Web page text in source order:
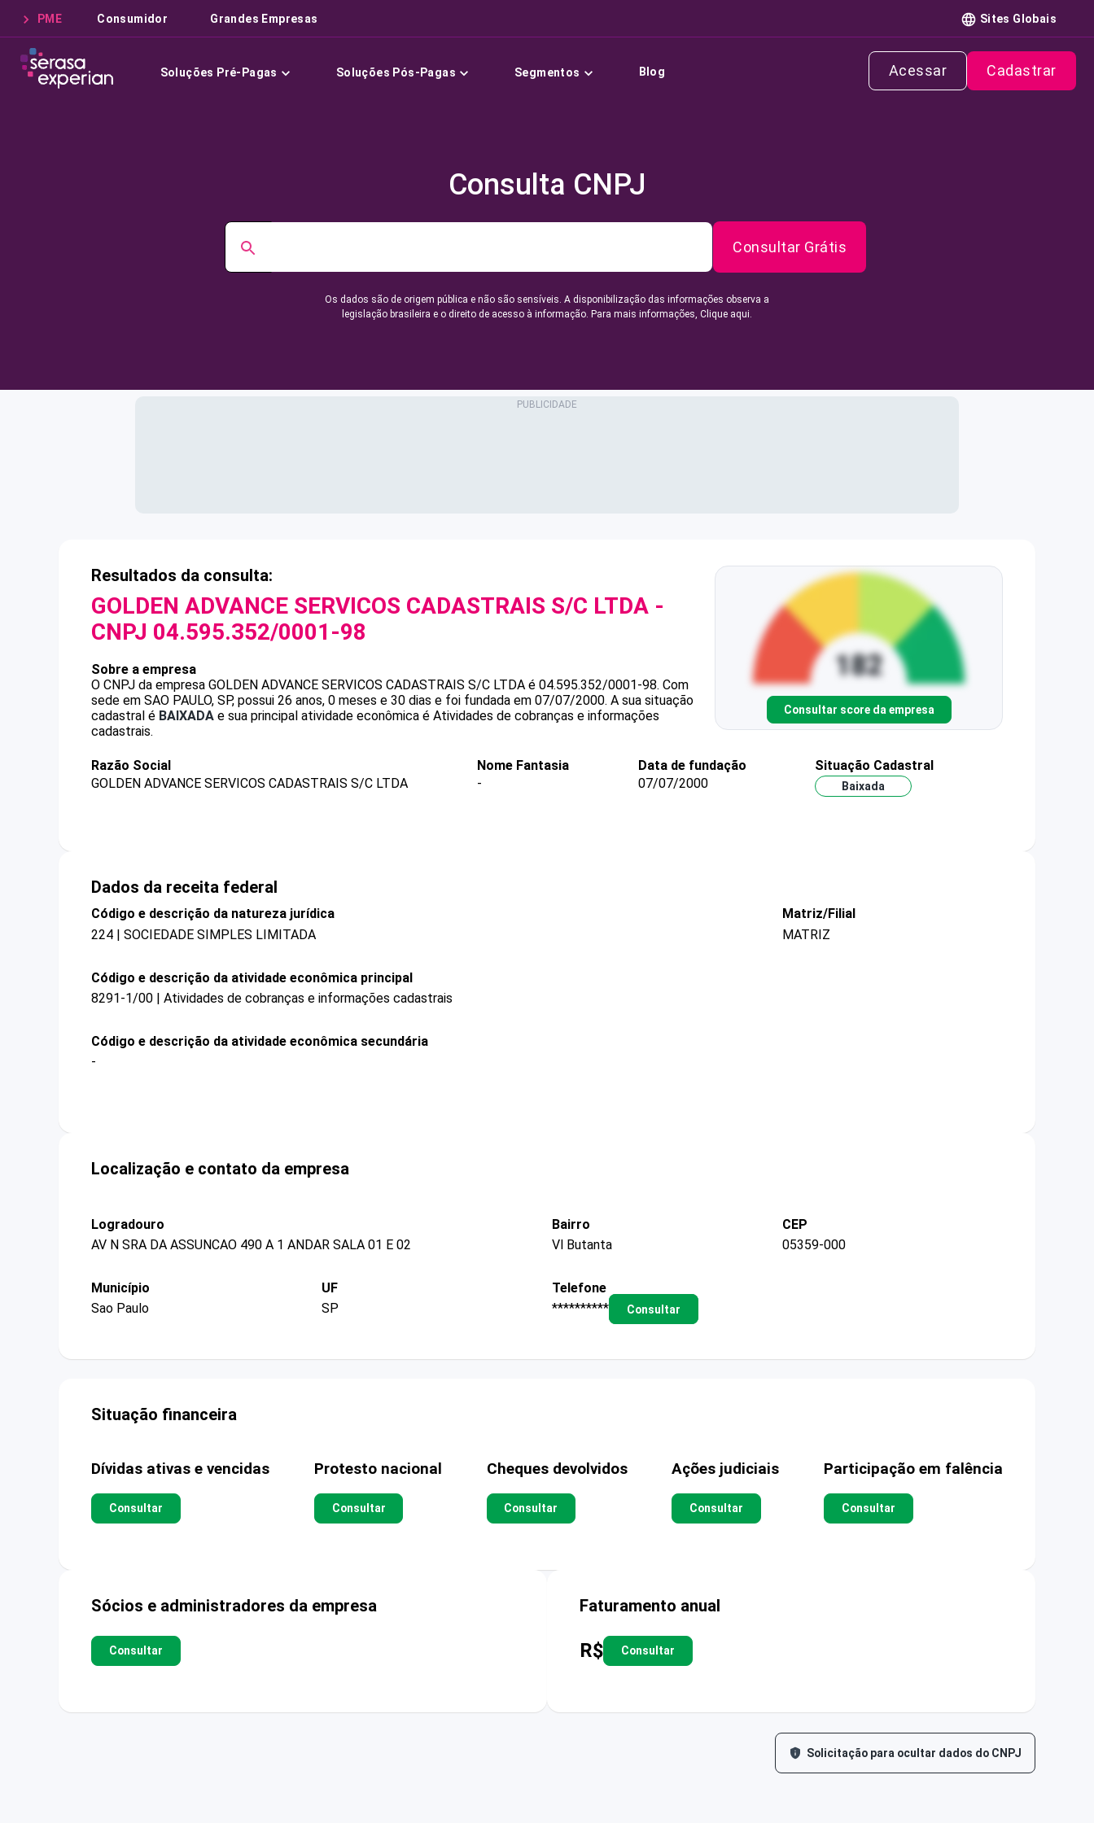
PME Consumidor Grandes Empresas Sites Globais
Soluções Pré-Pagas Soluções Pós-Pagas Segmentos Blog Acessar Cadastrar
Consulta CNPJ
Consultar Grátis
Os dados são de origem pública e não são sensíveis. A disponibilização das informações observa a
legislação brasileira e o direito de acesso à informação. Para mais informações, Clique aqui.
Resultados da consulta:
GOLDEN ADVANCE SERVICOS CADASTRAIS S/C LTDA -
CNPJ 04.595.352/0001-98
Sobre a empresa
O CNPJ da empresa GOLDEN ADVANCE SERVICOS CADASTRAIS S/C LTDA é 04.595.352/0001-98. Com
sede em SAO PAULO, SP, possui 26 anos, 0 meses e 30 dias e foi fundada em 07/07/2000. A sua situação
cadastral é BAIXADA e sua principal atividade econômica é Atividades de cobranças e informações
cadastrais.
Consultar score da empresa
Razão Social
GOLDEN ADVANCE SERVICOS CADASTRAIS S/C LTDA
Nome Fantasia
-
Data de fundação
07/07/2000
Situação Cadastral
Baixada
Dados da receita federal
Código e descrição da natureza jurídica
224 | SOCIEDADE SIMPLES LIMITADA
Matriz/Filial
MATRIZ
Código e descrição da atividade econômica principal
8291-1/00 | Atividades de cobranças e informações cadastrais
Código e descrição da atividade econômica secundária
-
Localização e contato da empresa
Logradouro
AV N SRA DA ASSUNCAO 490 A 1 ANDAR SALA 01 E 02
Bairro
Vl Butanta
CEP
05359-000
Município
Sao Paulo
UF
SP
Telefone
**********
Consultar
Situação financeira
Dívidas ativas e vencidas
Consultar
Protesto nacional
Consultar
Cheques devolvidos
Consultar
Ações judiciais
Consultar
Participação em falência
Consultar
Sócios e administradores da empresa
Consultar
Faturamento anual
R$ Consultar
Solicitação para ocultar dados do CNPJ